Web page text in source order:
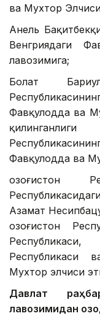
ва Мухтор
Анель
Венгриядаги
лавозимига;
Болат
Фавқулодда ва
Фавқулодда ва
Қозоғистон
Азамат
Қозоғистон
Республикаси
Мухтор элчиси
Давлат
лавозимидан